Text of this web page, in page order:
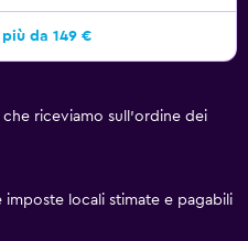
da 149 €
riceviamo sull'ordine dei
imposte locali stimate e pagabili